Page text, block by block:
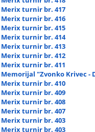
Merix turnir br. 417
Merix turnir br. 416
Merix turnir br. 415
Merix turnir br. 414
Merix turnir br. 413
Merix turnir br. 412
Merix turnir br. 411
Memorijal "Zvonko Krivec -
Merix turnir br. 410
Merix turnir br. 409
Merix turnir br. 408
Merix turnir br. 407
Merix turnir br. 403
Merix turnir br. 403